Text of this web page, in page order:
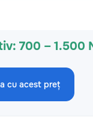
700 – 1.500
cu acest preț